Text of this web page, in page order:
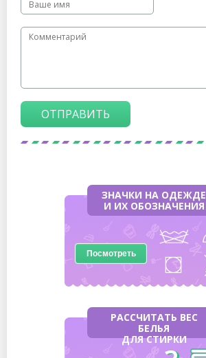
ОТПРАВИТЬ
ЗНАЧКИ НА ОДЕЖДЕ
И ИХ ОБОЗНАЧЕНИЯ
Посмотреть
РАССЧИТАТЬ ВЕС
БЕЛЬЯ
ДЛЯ СТИРКИ